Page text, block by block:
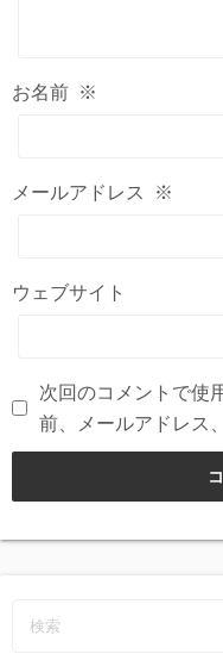
お名前 ※
メールアドレス ※
ウェブサイト
次回のコメントで使
前、メールアドレス